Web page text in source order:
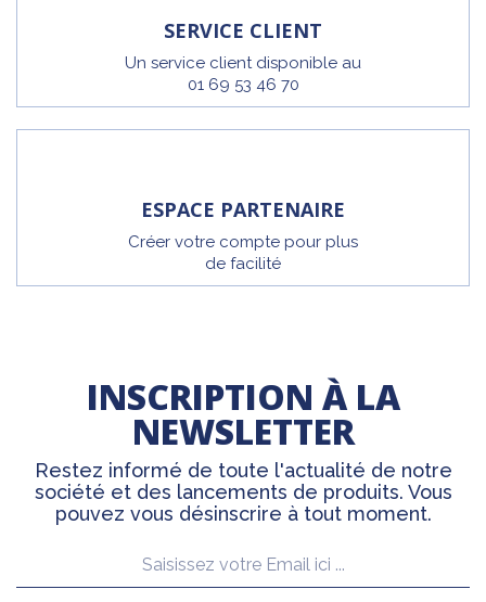
SERVICE CLIENT
Un service client disponible au
01 69 53 46 70
ESPACE PARTENAIRE
Créer votre compte pour plus
de facilité
INSCRIPTION À LA
NEWSLETTER
Restez informé de toute l'actualité de notre
société et des lancements de produits. Vous
pouvez vous désinscrire à tout moment.